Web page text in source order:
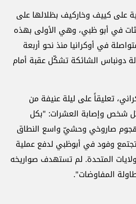
على كييف وخاركيف بظلالها على
في أبو ظبي، وهي الأولى بهذه
في أوكرانيا منذ نحو أربعة
دونباس الشائكة تشكّل عقبة أمام
تعليقاً على ليلة عنيفة من
شخص وإصابة العشرات: "بكل
هجوم صاروخي وحشيّ واسع النطاق
وفود في أبوظبي لدفع عملية
المتحدة. لم تستهدف صواريخه
المفاوضات".